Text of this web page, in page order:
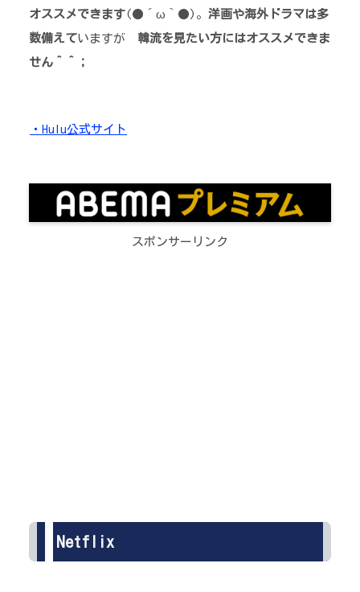
オススメできます(●´ω｀●)。 洋画や海外ドラマは多
数備えていますが 韓流を見たい方にはオススメできま
せん＾＾；
・Hulu公式サイト
スポンサーリンク
Netflix